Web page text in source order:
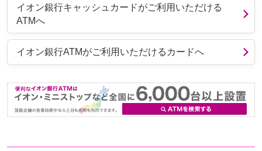
イオン銀行キャッシュカードがご利用いただける
ATMへ
イオン銀行ATMがご利用いただけるカードへ